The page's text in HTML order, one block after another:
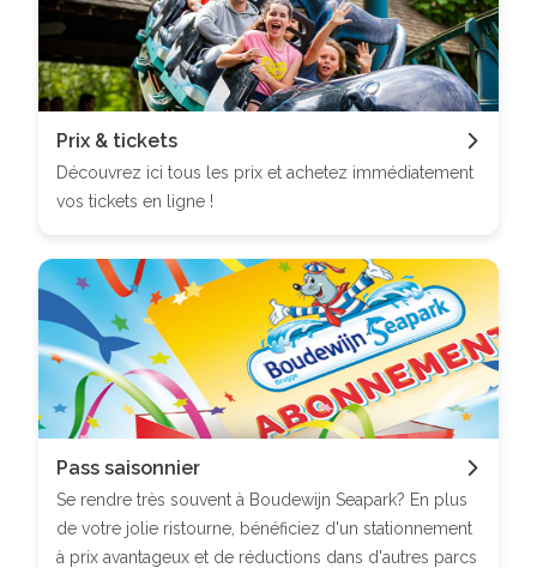
Prix & tickets
Découvrez ici tous les prix et achetez immédiatement
vos tickets en ligne !
Pass saisonnier
Se rendre très souvent à Boudewijn Seapark? En plus
de votre jolie ristourne, bénéficiez d'un stationnement
à prix avantageux et de réductions dans d'autres parcs